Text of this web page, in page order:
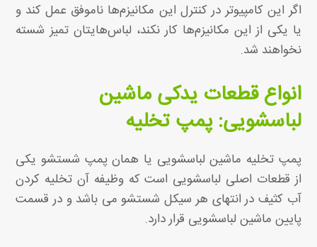
اگر این کامپیوتر در کنترل این مکانیزم‌ها ناموفق عمل کند و
یا یکی از این مکانیزم‌ها کار نکند، لباس‌هایتان تمیز شسته
نخواهند شد.
انواع قطعات یدکی ماشین
لباسشویی: پمپ تخلیه
پمپ تخلیه ماشین لباسشویی یا همان پمپ شستشو یکی
از قطعات اصلی لباسشویی است که وظیفه آن تخلیه کردن
آب کثیف در انتهای هر سیکل شستشو می باشد و در قسمت
پایین ماشین لباسشویی قرار دارد.